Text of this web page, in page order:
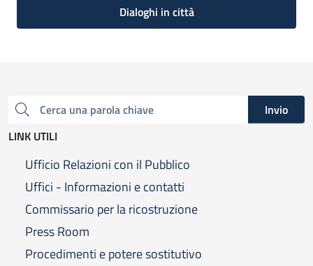
Dialoghi in città
Cerca una parola chiave
Invio
LINK UTILI
Ufficio Relazioni con il Pubblico
Uffici - Informazioni e contatti
Commissario per la ricostruzione
Press Room
Procedimenti e potere sostitutivo